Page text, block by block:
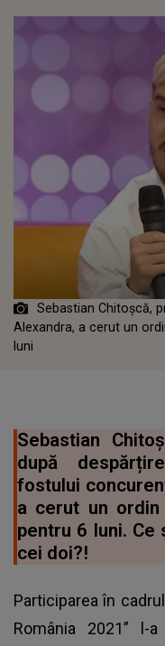
Sebastian Chitoșcă,
Alexandra, a cerut un
luni
Sebastian
după
fostului
a cerut un
pentru 6 luni.
cei doi?!
Participarea în
România 2021” l-